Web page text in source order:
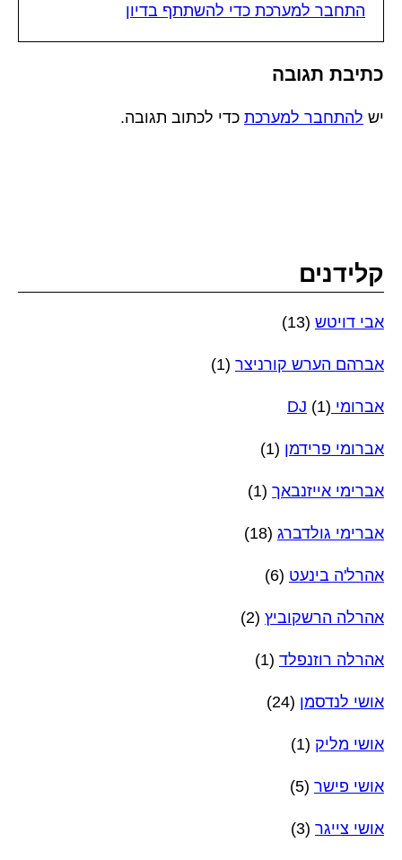
התחבר למערכת כדי להשתתף בדיון
כתיבת תגובה
יש להתחבר למערכת כדי לכתוב תגובה.
קלידנים
אבי דויטש (13)
אברהם הערש קורניצר (1)
אברומי DJ (1)
אברומי פרידמן (1)
אברימי אייזנבאך (1)
אברימי גולדברג (18)
אהרל'ה בינעט (6)
אהרלה הרשקוביץ (2)
אהרלה רוזנפלד (1)
אושי לנדסמן (24)
אושי מליק (1)
אושי פישר (5)
אושי צייגר (3)